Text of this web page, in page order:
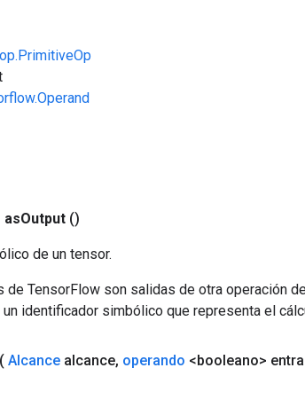
asOutput ()
de un tensor.
de TensorFlow son salidas de otra operación
identificador simbólico que representa el
( Alcance alcance, operando <booleano>